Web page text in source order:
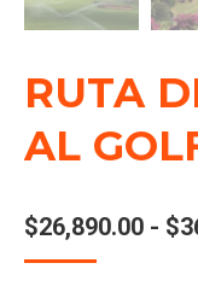
RUTA
AL
$26,890.00 - $